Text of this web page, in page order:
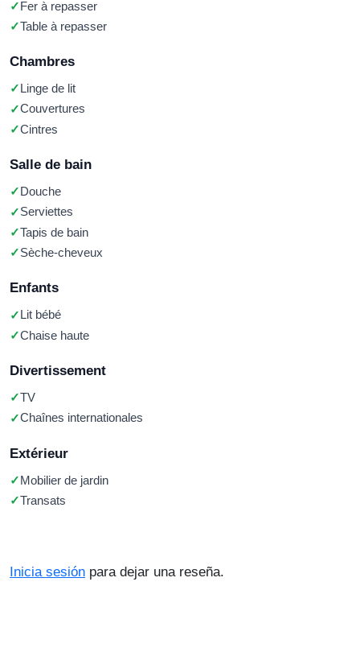
Fer à repasser
Table à repasser
Chambres
Linge de lit
Couvertures
Cintres
Salle de bain
Douche
Serviettes
Tapis de bain
Sèche-cheveux
Enfants
Lit bébé
Chaise haute
Divertissement
TV
Chaînes internationales
Extérieur
Mobilier de jardin
Transats
Inicia sesión para dejar una reseña.